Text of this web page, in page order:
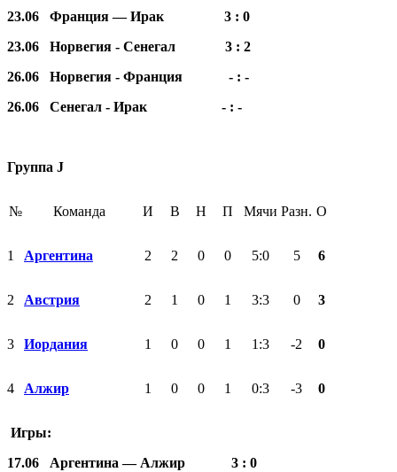
23.06 Франция — Ирак 3 : 0
23.06 Норвегия - Сенегал 3 : 2
26.06 Норвегия - Франция - : -
26.06 Сенегал - Ирак - : -
Группа J
№ Команда И В Н П Мячи Разн. О
1 Аргентина 2 2 0 0 5:0 5 6
2 Австрия 2 1 0 1 3:3 0 3
3 Иордания 1 0 0 1 1:3 -2 0
4 Алжир 1 0 0 1 0:3 -3 0
Игры:
17.06 Аргентина — Алжир 3 : 0